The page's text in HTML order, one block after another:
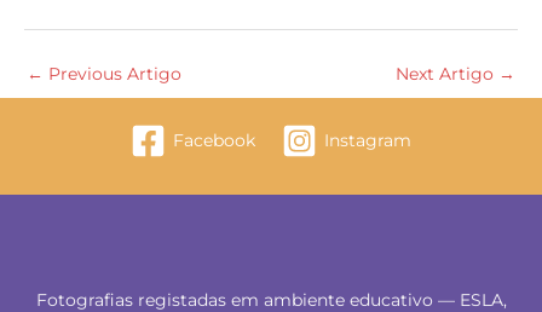
← Previous Artigo Next Artigo →
Facebook Instagram
Fotografias registadas em ambiente educativo — ESLA,